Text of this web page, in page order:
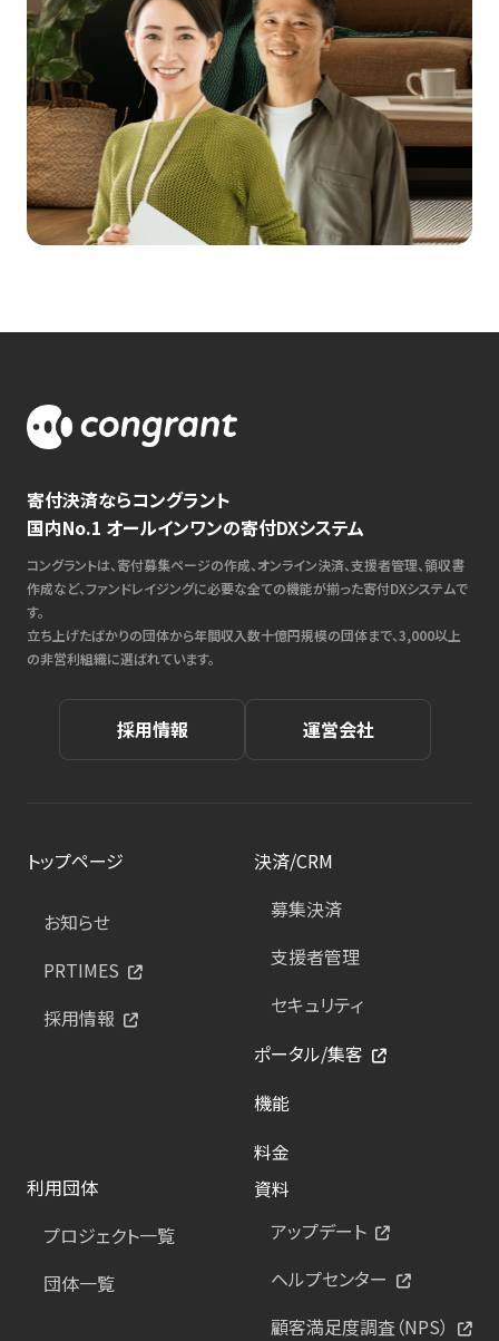
寄付決済ならコングラント
国内No.1 オールインワンの寄付DXシステム
コングラントは、寄付募集ページの作成、オンライン決済、支援者管理、領収書
作成など、ファンドレイジングに必要な全ての機能が揃った寄付DXシステムで
す。
立ち上げたばかりの団体から年間収入数十億円規模の団体まで、3,000以上
の非営利組織に選ばれています。
採用情報 運営会社
トップページ
お知らせ
PRTIMES
採用情報
決済/CRM
募集決済
支援者管理
セキュリティ
ポータル/集客
機能
料金
利用団体
プロジェクト一覧
団体一覧
資料
アップデート
ヘルプセンター
顧客満足度調査（NPS）